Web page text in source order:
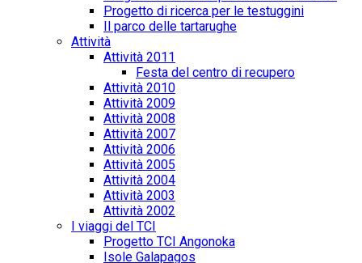
Progetto di ricerca per le testuggini
Il parco delle tartarughe
Attività
Attività 2011
Festa del centro di recupero
Attività 2010
Attività 2009
Attività 2008
Attività 2007
Attività 2006
Attività 2005
Attività 2004
Attività 2003
Attività 2002
I viaggi del TCI
Progetto TCI Angonoka
Isole Galapagos